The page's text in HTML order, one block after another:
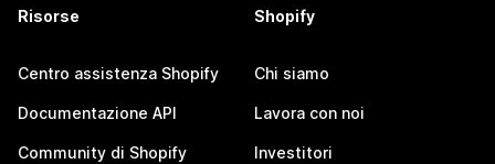
Risorse
Centro assistenza Shopify
Documentazione API
Community di Shopify
Shopify
Chi siamo
Lavora con noi
Investitori